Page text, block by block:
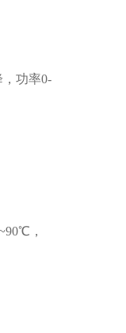
功率0-
，